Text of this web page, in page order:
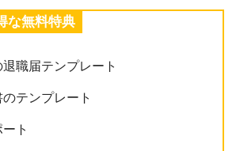
な無料特典
職届テンプレート
テンプレート
ト